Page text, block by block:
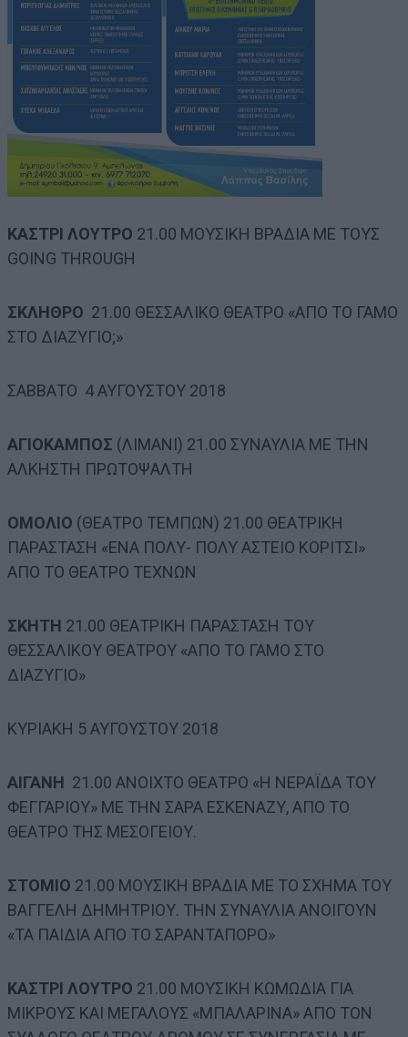
ΚΑΣΤΡΙ ΛΟΥΤΡΟ 21.00 ΜΟΥΣΙΚΗ ΒΡΑΔΙΑ ΜΕ ΤΟΥΣ
GOING THROUGH
ΣΚΛΗΘΡΟ 21.00 ΘΕΣΣΑΛΙΚΟ ΘΕΑΤΡΟ «ΑΠΟ ΤΟ ΓΑΜΟ
ΣΤΟ ΔΙΑΖΥΓΙΟ;»
ΣΑΒΒΑΤΟ 4 ΑΥΓΟΥΣΤΟΥ 2018
ΑΓΙΟΚΑΜΠΟΣ (ΛΙΜΑΝΙ) 21.00 ΣΥΝΑΥΛΙΑ ΜΕ ΤΗΝ
ΑΛΚΗΣΤΗ ΠΡΩΤΟΨΑΛΤΗ
ΟΜΟΛΙΟ (ΘΕΑΤΡΟ ΤΕΜΠΩΝ) 21.00 ΘΕΑΤΡΙΚΗ
ΠΑΡΑΣΤΑΣΗ «ΕΝΑ ΠΟΛΥ- ΠΟΛΥ ΑΣΤΕΙΟ ΚΟΡΙΤΣΙ»
ΑΠΟ ΤΟ ΘΕΑΤΡΟ ΤΕΧΝΩΝ
ΣΚΗΤΗ 21.00 ΘΕΑΤΡΙΚΗ ΠΑΡΑΣΤΑΣΗ ΤΟΥ
ΘΕΣΣΑΛΙΚΟΥ ΘΕΑΤΡΟΥ «ΑΠΟ ΤΟ ΓΑΜΟ ΣΤΟ
ΔΙΑΖΥΓΙΟ»
ΚΥΡΙΑΚΗ 5 ΑΥΓΟΥΣΤΟΥ 2018
ΑΙΓΑΝΗ 21.00 ΑΝΟΙΧΤΟ ΘΕΑΤΡΟ «Η ΝΕΡΑΪΔΑ ΤΟΥ
ΦΕΓΓΑΡΙΟΥ» ΜΕ ΤΗΝ ΣΑΡΑ ΕΣΚΕΝΑΖΥ, ΑΠΟ ΤΟ
ΘΕΑΤΡΟ ΤΗΣ ΜΕΣΟΓΕΙΟΥ.
ΣΤΟΜΙΟ 21.00 ΜΟΥΣΙΚΗ ΒΡΑΔΙΑ ΜΕ ΤΟ ΣΧΗΜΑ ΤΟΥ
ΒΑΓΓΕΛΗ ΔΗΜΗΤΡΙΟΥ. ΤΗΝ ΣΥΝΑΥΛΙΑ ΑΝΟΙΓΟΥΝ
«ΤΑ ΠΑΙΔΙΑ ΑΠΟ ΤΟ ΣΑΡΑΝΤΑΠΟΡΟ»
ΚΑΣΤΡΙ ΛΟΥΤΡΟ 21.00 ΜΟΥΣΙΚΗ ΚΩΜΩΔΙΑ ΓΙΑ
ΜΙΚΡΟΥΣ ΚΑΙ ΜΕΓΑΛΟΥΣ «ΜΠΑΛΑΡΙΝΑ» ΑΠΟ ΤΟΝ